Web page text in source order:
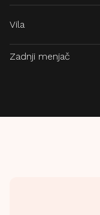
Vila
Zadnji menjač